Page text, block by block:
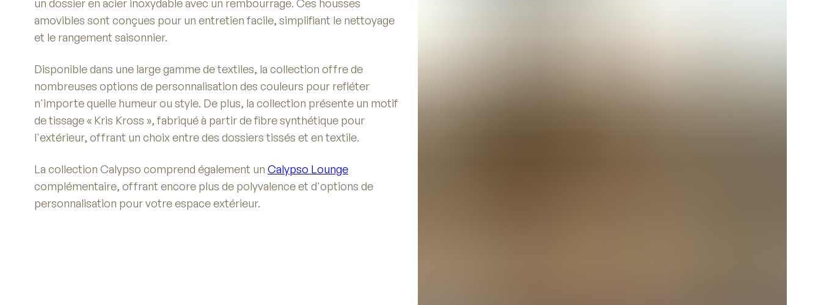
un dossier en acier inoxydable avec un rembourrage. Ces housses
amovibles sont conçues pour un entretien facile, simplifiant le nettoyage
et le rangement saisonnier.
Disponible dans une large gamme de textiles, la collection offre de
nombreuses options de personnalisation des couleurs pour refléter
n'importe quelle humeur ou style. De plus, la collection présente un motif
de tissage « Kris Kross », fabriqué à partir de fibre synthétique pour
l'extérieur, offrant un choix entre des dossiers tissés et en textile.
La collection Calypso comprend également un Calypso Lounge
complémentaire, offrant encore plus de polyvalence et d'options de
personnalisation pour votre espace extérieur.